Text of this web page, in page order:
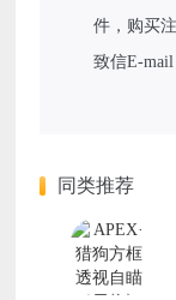
件，购买
致信E-mail
同类推荐